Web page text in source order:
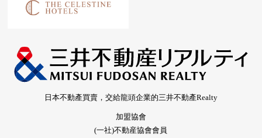
日本不動產買賣，交給龍頭企業的三井不動產Realty
加盟協會
(一社)不動産協會會員